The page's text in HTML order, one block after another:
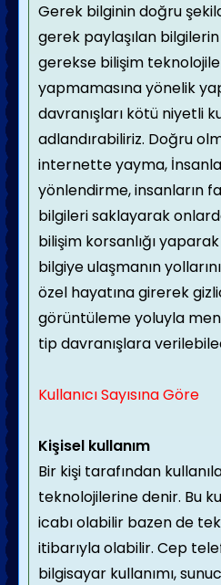
Gerek bilginin doğru
gerek paylaşılan bilgilerin
gerekse bilişim
yapmamasına yönelik
davranışları kötü niyetli
adlandırabiliriz. Doğru
internette yayma,
yönlendirme, insanların
bilgileri saklayarak
bilişim korsanlığı
bilgiye ulaşmanın
özel hayatına girerek
görüntüleme yoluyla
tip davranışlara
Kullanıcı Sayısına Göre
Kişisel kullanım
Bir kişi tarafından
teknolojilerine denir. Bu
icabı olabilir bazen de
itibarıyla olabilir. Cep
bilgisayar kullanımı,